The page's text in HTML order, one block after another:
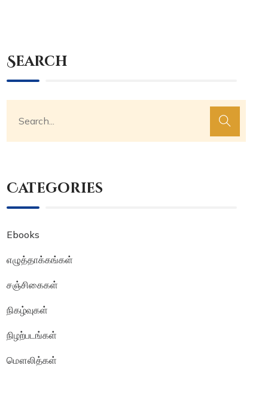
Search
Categories
Ebooks
எழுத்தாக்கங்கள்
சஞ்சிகைகள்
நிகழ்வுகள்
நிழற்படங்கள்
மௌலித்கள்